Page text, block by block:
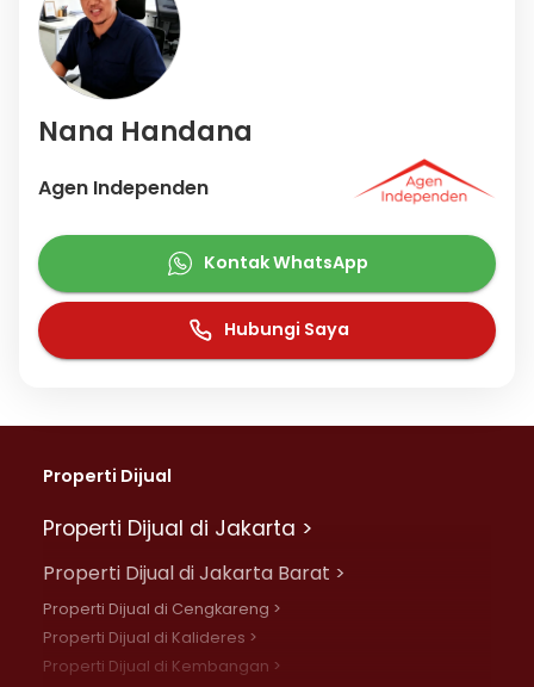
Nana Handana
Agen Independen
Kontak WhatsApp
Hubungi Saya
Properti Dijual
Properti Dijual di Jakarta >
Properti Dijual di Jakarta Barat >
Properti Dijual di Cengkareng >
Properti Dijual di Kalideres >
Properti Dijual di Kembangan >